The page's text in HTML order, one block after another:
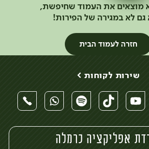
מוצאים את העמוד שחיפשת,
גם לא במגירה של הפירות!
חזרה לעמוד הבית
שירות לקוחות >
אפליקציה כרמלה